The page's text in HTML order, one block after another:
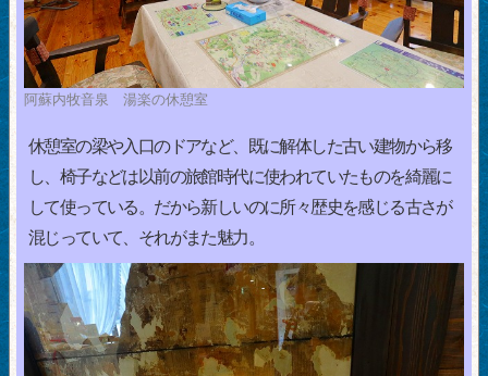
阿蘇内牧音泉 湯楽の休憩室
休憩室の梁や入口のドアなど、既に解体した古い建物から移
し、椅子などは以前の旅館時代に使われていたものを綺麗に
して使っている。だから新しいのに所々歴史を感じる古さが
混じっていて、それがまた魅力。